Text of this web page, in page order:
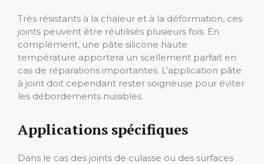
Très résistants à la chaleur et à la déformation, ces
joints peuvent être réutilisés plusieurs fois. En
complément, une pâte silicone haute
température apportera un scellement parfait en
cas de réparations importantes. L’application pâte
à joint doit cependant rester soigneuse pour éviter
les débordements nuisibles.
Applications spécifiques
Dans le cas des joints de culasse ou des surfaces